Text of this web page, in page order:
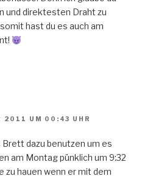
und direktesten Draht zu
hast du es auch am
2011 UM 00:43 UHR
dazu benutzen um es
am Montag pünklich um 9:32
zu hauen wenn er mit dem